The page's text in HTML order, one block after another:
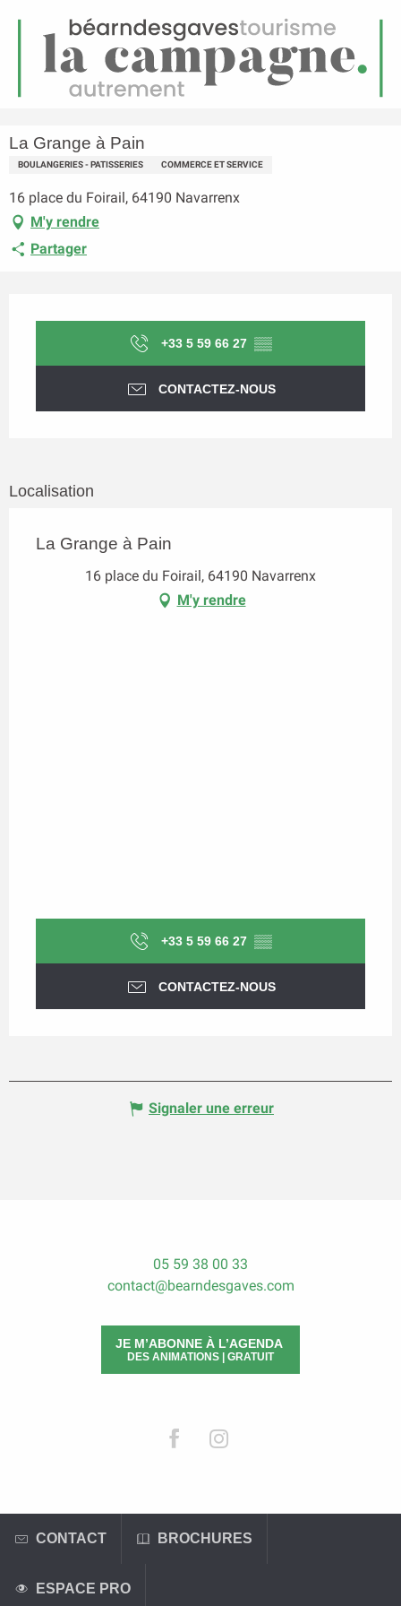
Menu
La Grange à Pain
La Grange à Pain
BOULANGERIES - PATISSERIES COMMERCE ET SERVICE
16 place du Foirail, 64190 Navarrenx
M'y rendre
Partager
+33 5 59 66 27 ▒▒
CONTACTEZ-NOUS
Localisation
La Grange à Pain
16 place du Foirail, 64190 Navarrenx
M'y rendre
+33 5 59 66 27 ▒▒
CONTACTEZ-NOUS
Signaler une erreur
05 59 38 00 33
contact@bearndesgaves.com
JE M’ABONNE À L’AGENDA
DES ANIMATIONS | GRATUIT
CONTACT BROCHURES
ESPACE PRO